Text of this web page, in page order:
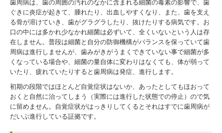
スポーツマウスガード
保険外治療と料金
歯科衛生士 採用情報
臨床研修医 採用情報
歯周病は、歯の周囲の汚れのなかに含まれる細菌の毒素の影響で、歯
ぐきに炎症が起きて、腫れたり、出血しやすくなり、また、歯を支え
る骨が溶けていき、歯がグラグラしたり、抜けたりする病気です。お
口の中には多かれ少なかれ細菌は必ずいて、全くいないという人は存
在しません。普段は細菌と自分の防御機構がバランスを保っていて歯
周病は進行しませんが、歯みがきがうまくできていない事で細菌が多
くなっている場合や、細菌の量自体に変わりはなくても、体が弱って
いたり、疲れていたりすると歯周病は発症、進行します。
初期の段階ではほとんど自覚症状はないか、あったとしてもほおって
おくと自然に治ってしまう（実際には進行した状態での停止）ので気
に留めません。自覚症状がはっきりしてくるとそれはすでに歯周病が
だいぶ進行している証拠です。